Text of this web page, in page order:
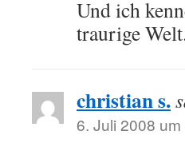
Und ich
traurige
christian s.
6. Juli 2008